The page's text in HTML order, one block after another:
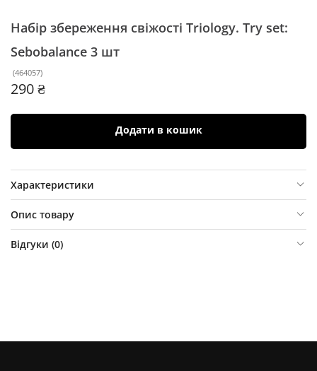
Набір збереження свіжості Triology. Try set:
Sebobalance 3 шт
(464057)
290 ₴
Додати в кошик
Характеристики
Опис товару
Відгуки (0)